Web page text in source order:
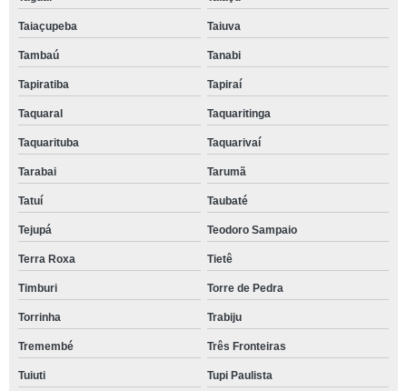
Taiaçupeba Taiuva
Tambaú Tanabi
Tapiratiba Tapiraí
Taquaral Taquaritinga
Taquarituba Taquarivaí
Tarabai Tarumã
Tatuí Taubaté
Tejupá Teodoro Sampaio
Terra Roxa Tietê
Timburi Torre de Pedra
Torrinha Trabiju
Tremembé Três Fronteiras
Tuiuti Tupi Paulista